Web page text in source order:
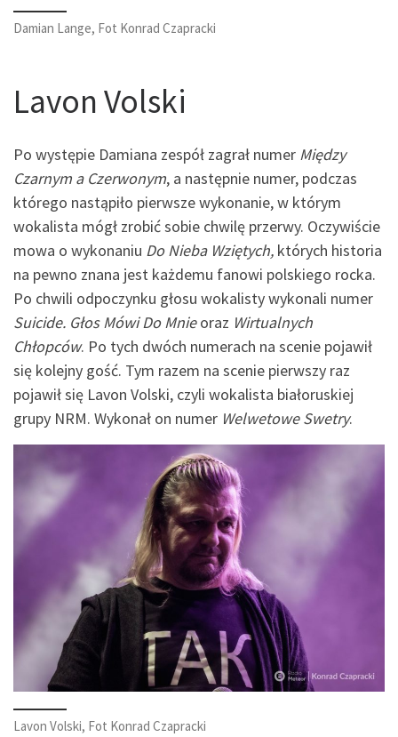
Damian Lange, Fot Konrad Czapracki
Lavon Volski
Po występie Damiana zespół zagrał numer Między
Czarnym a Czerwonym, a następnie numer, podczas
którego nastąpiło pierwsze wykonanie, w którym
wokalista mógł zrobić sobie chwilę przerwy. Oczywiście
mowa o wykonaniu Do Nieba Wziętych, których historia
na pewno znana jest każdemu fanowi polskiego rocka.
Po chwili odpoczynku głosu wokalisty wykonali numer
Suicide. Głos Mówi Do Mnieoraz Wirtualnych
Chłopców. Po tych dwóch numerach na scenie pojawił
się kolejny gość. Tym razem na scenie pierwszy raz
pojawił się Lavon Volski, czyli wokalista białoruskiej
grupy NRM. Wykonał on numer Welwetowe Swetry.
Lavon Volski, Fot Konrad Czapracki